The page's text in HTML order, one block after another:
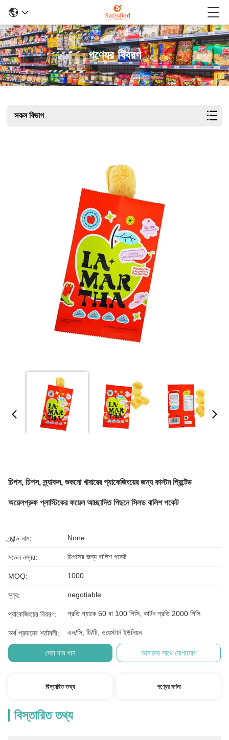
পণ্যের বিবরণ
সকল বিভাগ
চিপস, চিপস, স্ন্যাকস, শুকনো খাবারের প্যাকেজিংয়ের জন্য কাস্টম প্রিন্টেড
অয়েলপ্রুফ প্লাস্টিকের ফয়েল আচ্ছাদিত পিছনে সিলড বালিশ পকেট
ব্র্যান্ড নাম: None
মডেল নম্বর: চিপসের জন্য বালিশ পকেট
MOQ: 1000
মূল্য: negotiable
প্যাকেজিংয়ের বিবরণ: প্রতি প্যাকে 50 বা 100 পিসি, কার্টন প্রতি 2000 পিসি
অর্থ প্রদানের শর্তাবলী: এল/সি, টি/টি, ওয়েস্টার্ন ইউনিয়ন
সেরা দাম পান আমাদের সাথে যোগাযোগ
বিস্তারিত তথ্য পণ্যের বর্ণনা
বিস্তারিত তথ্য